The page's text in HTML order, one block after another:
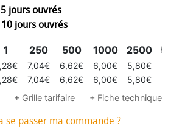
jours ouvrés
jours ouvrés
1 250 500 1000 2500
7,04€ 6,62€ 6,00€ 5,80€
7,04€ 6,62€ 6,00€ 5,80€
+ Grille tarifaire
+ Fiche technique
se passer ma commande ?